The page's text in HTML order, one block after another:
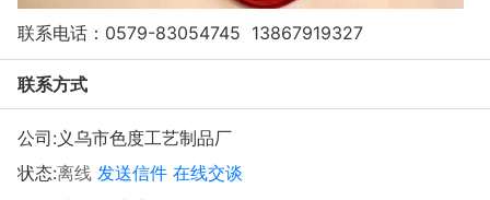
联系电话：0579-83054745 13867919327
联系方式
公司: 义乌市色度工艺制品厂
状态:离线 发送信件 在线交谈